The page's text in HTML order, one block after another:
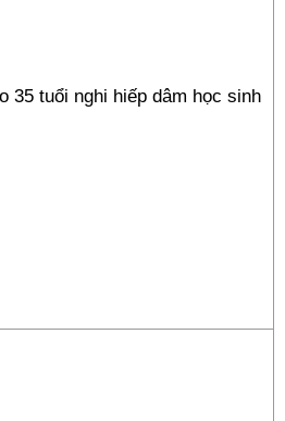
35 tuổi nghi hiếp dâm học sinh